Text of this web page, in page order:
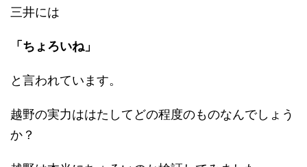
三井には
「ちょろいね」
と言われています。
越野の実力ははたしてどの程度のものなんでしょう
か？